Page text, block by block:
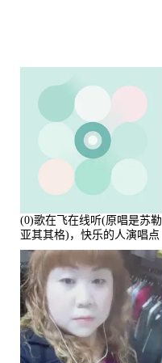
(0)歌在飞在线听(原唱是苏勒
亚其其格)，快乐的人演唱点
播:36次